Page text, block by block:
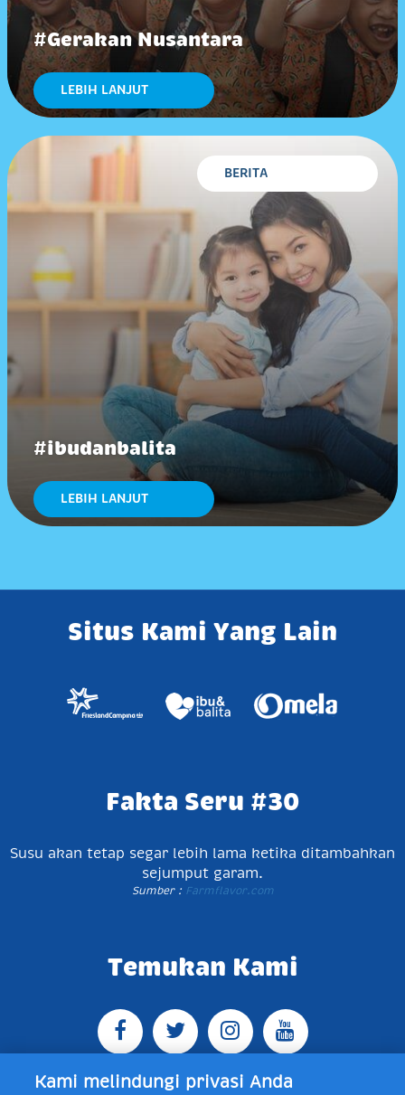
#Gerakan Nusantara
LEBIH LANJUT
#ibudanbalita
LEBIH LANJUT
BERITA
Situs Kami Yang Lain
Fakta Seru #30
Susu akan tetap segar lebih lama ketika ditambahkan
sejumput garam.
Sumber :Farmflavor.com
Temukan Kami
Kami melindungi privasi Anda